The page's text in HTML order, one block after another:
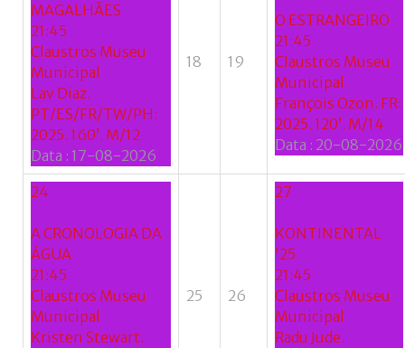
MAGALHÃES
21:45
Claustros Museu
Municipal
Lav Diaz.
PT/ES/FR/TW/PH:
2025. 160’. M/12
Data : 17-08-2026
18 19
O ESTRANGEIRO
21:45
Claustros Museu
Municipal
François Ozon. FR:
2025. 120’. M/14
Data : 20-08-2026
24
A CRONOLOGIA DA
ÁGUA
21:45
Claustros Museu
Municipal
Kristen Stewart.
25 26
27
KONTINENTAL
'25
21:45
Claustros Museu
Municipal
Radu Jude.